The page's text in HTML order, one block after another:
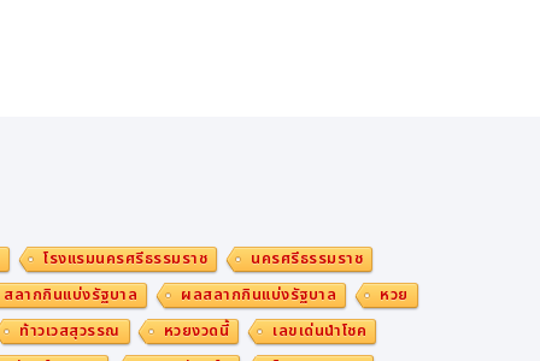
โรงแรมนครศรีธรรมราช
นครศรีธรรมราช
สลากกินแบ่งรัฐบาล ผลสลากกินแบ่งรัฐบาล
หวย
ท้าวเวสสุวรรณ หวยงวดนี้
เลขเด่นนำโชค